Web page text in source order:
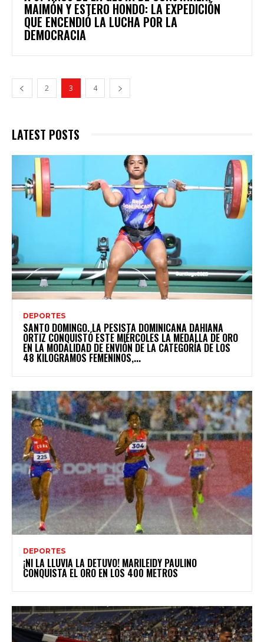
MAIMÓN Y ESTERO HONDO: LA EXPEDICIÓN
QUE ENCENDIÓ LA LUCHA POR LA
DEMOCRACIA
2 3 4
LATEST POSTS
DEPORTES
SANTO DOMINGO. LA PESISTA DOMINICANA DAHIANA
ORTIZ CONQUISTÓ ESTE MIÉRCOLES LA MEDALLA DE ORO
EN LA MODALIDAD DE ENVIÓN DE LA CATEGORÍA DE LOS
48 KILOGRAMOS FEMENINOS,...
DEPORTES
¡NI LA LLUVIA LA DETUVO! MARILEIDY PAULINO
CONQUISTA EL ORO EN LOS 400 METROS